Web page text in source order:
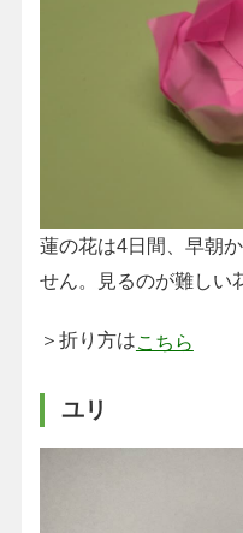
蓮の花は4日間、早朝
せん。見るのが難しい
＞折り方は こちら
ユリ